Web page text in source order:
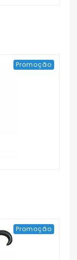
Promoção
Promoção